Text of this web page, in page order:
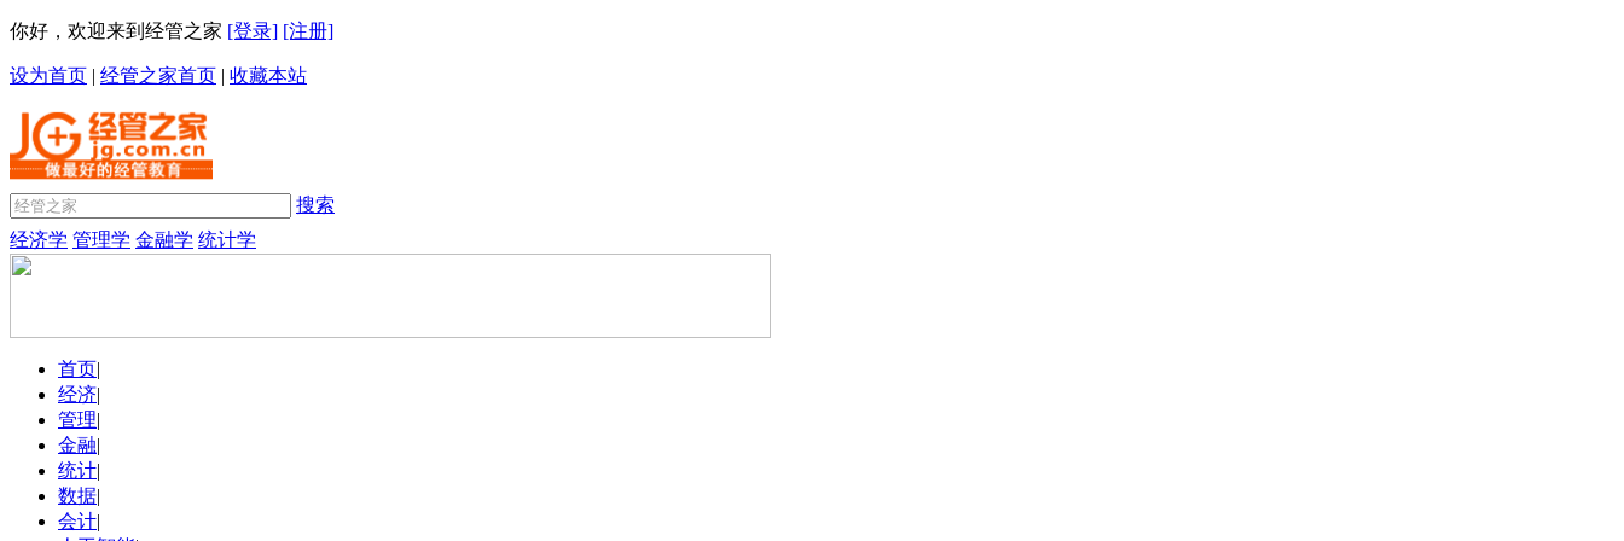
你好，欢迎来到经管之家 [登录] [注册]
设为首页 | 经管之家首页 | 收藏本站
搜索
经济学 管理学 金融学 统计学
首页|
经济|
管理|
金融|
统计|
数据|
会计|